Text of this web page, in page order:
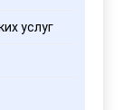
услуг